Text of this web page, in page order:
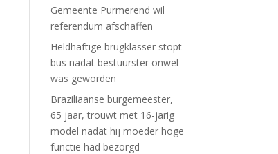
Gemeente Purmerend wil
referendum afschaffen
Heldhaftige brugklasser stopt
bus nadat bestuurster onwel
was geworden
Braziliaanse burgemeester,
65 jaar, trouwt met 16-jarig
model nadat hij moeder hoge
functie had bezorgd